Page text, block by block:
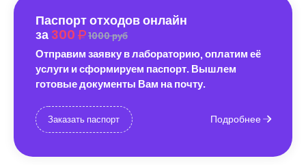
Паспорт отходов онлайн
за 300 1000 руб
Отправим заявку в лабораторию, оплатим её
услуги и сформируем паспорт. Вышлем
готовые документы Вам на почту.
Заказать паспорт Подробнее